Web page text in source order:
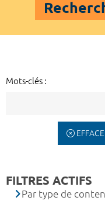
Mots-clés :
FILTRES ACTIFS
Par type de